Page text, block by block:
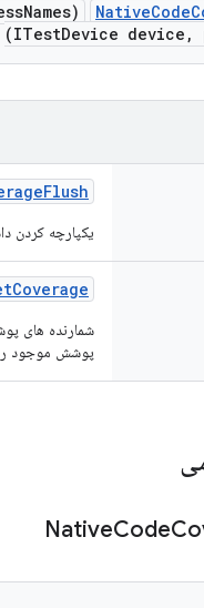
Names)
(ITestDevice device,
Flush
یکپارچه کردن
Coverage
شمارنده های
پوشش موجود
NativeCode